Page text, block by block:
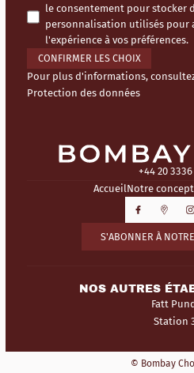
le consentement pour stocker
personnalisation utilisés pour
l'expérience à vos préférences.
CONFIRMER LES CHOIX
Pour plus d'informations,
Protection des données
+44 20 3336
AccueilNotre concept
S'ABONNER À
NOS AUTRES
Fatt
Station
© Bombay